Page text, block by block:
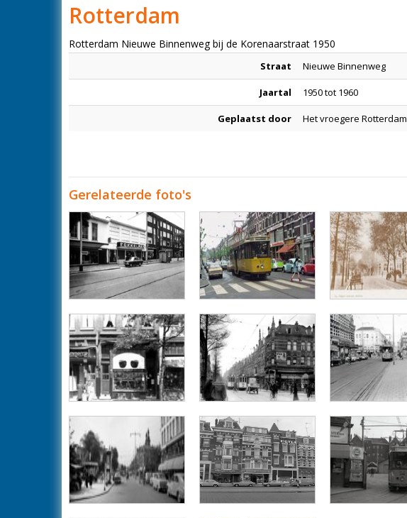
Rotterdam
Rotterdam Nieuwe Binnenweg bij de Korenaarstraat 1950
Straat Nieuwe Binnenweg
Jaartal 1950 tot 1960
Geplaatst door Het vroegere Rotterdam
Gerelateerde foto's